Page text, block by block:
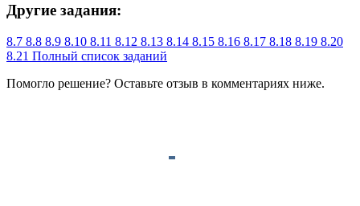
Другие задания:
8.7 8.8 8.9 8.10 8.11 8.12 8.13 8.14 8.15 8.16 8.17 8.18 8.19 8.20
8.21 Полный список заданий
Помогло решение? Оставьте отзыв в комментариях ниже.